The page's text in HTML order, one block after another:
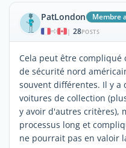
PatLondon Membre
| 28POSTS
Cela peut être compliqué
de sécurité nord
souvent différentes. Il y a
voitures de collection
y avoir d'autres critères),
processus long et
ne pourrait pas en valoir